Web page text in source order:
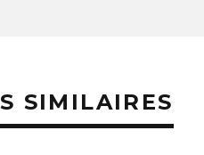
SIMILAIRES